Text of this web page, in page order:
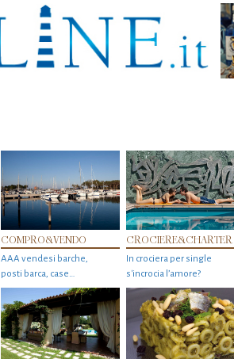
COMPRO&VENDO
AAA vendesi barche,
posti barca, case…
CROCIERE&CHARTER
In crociera per single
s'incrocia l’amore?